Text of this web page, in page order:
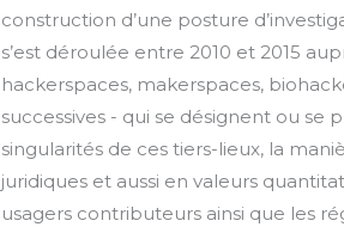
construction d’une posture
s’est déroulée entre 2010 et 2015
hackerspaces, makerspaces,
successives - qui se désignent ou
singularités de ces tiers-lieux, la
juridiques et aussi en valeurs
usagers contributeurs ainsi que les